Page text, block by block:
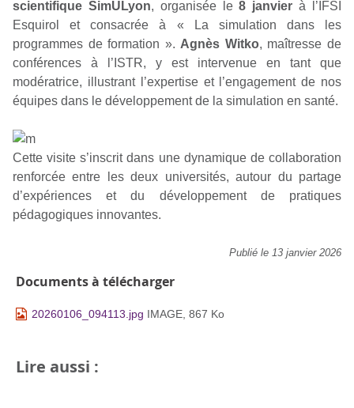
scientifique SimULyon, organisée le8 janvier à l’IFSI
Esquirol et consacrée à «
La simulation dans les
programmes de formation ». Agnès Witko, maîtresse de
conférences à l’ISTR, y est intervenue en tant que
modératrice, illustrant l’expertise et l’engagement de nos
équipes dans le développement de la simulation en santé.
Cette visite s’inscrit dans une dynamique de collaboration
renforcée entre les deux universités, autour du partage
d’expériences et du développement de pratiques
pédagogiques innovantes.
Publié le 13 janvier 2026
Documents à télécharger
20260106_094113.jpg IMAGE, 867 Ko
Lire aussi :